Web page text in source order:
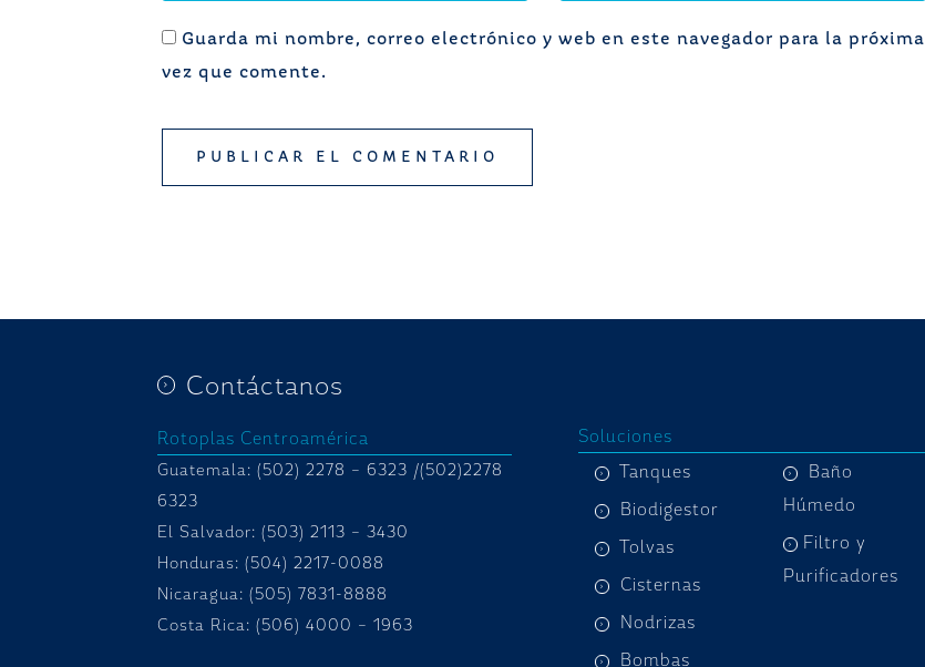
Guarda mi nombre, correo electrónico y web en este navegador para la próxima
vez que comente.
Contáctanos
Rotoplas Centroamérica
Guatemala: (502) 2278 – 6323 /(502)2278
6323
El Salvador: (503) 2113 – 3430
Honduras: (504) 2217-0088
Nicaragua: (505) 7831-8888
Costa Rica: (506) 4000 – 1963
Soluciones
Tanques
Biodigestor
Tolvas
Cisternas
Nodrizas
Bombas
Baño
Húmedo
Filtro y
Purificadores